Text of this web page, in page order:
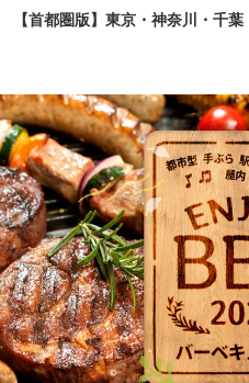
【首都圏版】東京・神奈川・千